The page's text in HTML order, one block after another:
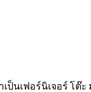
ป็นเฟอร์นิเจอร์ โ